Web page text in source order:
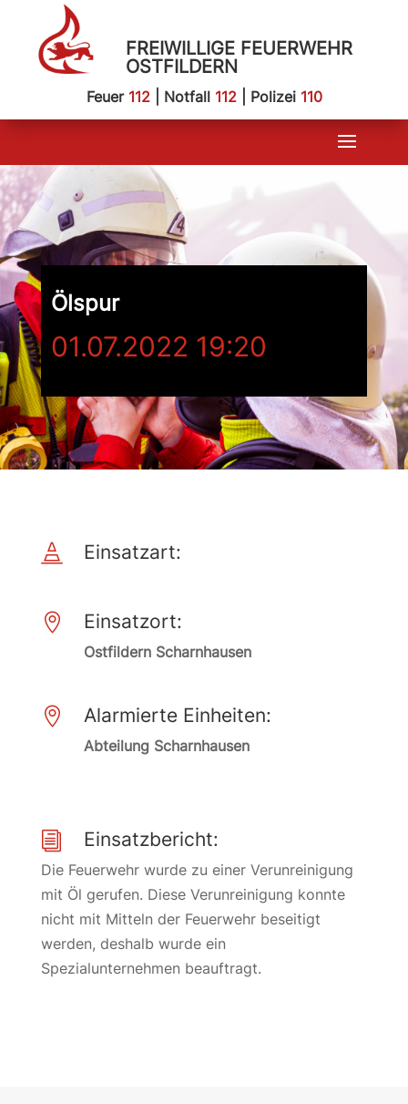
FREIWILLIGE FEUERWEHR
OSTFILDERN
Feuer 112| Notfall 112| Polizei 110
Ölspur
01.07.2022 19:20
 Einsatzart:
 Einsatzort:
Ostfildern Scharnhausen
 Alarmierte Einheiten:
Abteilung Scharnhausen
i Einsatzbericht:
Die Feuerwehr wurde zu einer Verunreinigung
mit Öl gerufen. Diese Verunreinigung konnte
nicht mit Mitteln der Feuerwehr beseitigt
werden, deshalb wurde ein
Spezialunternehmen beauftragt.